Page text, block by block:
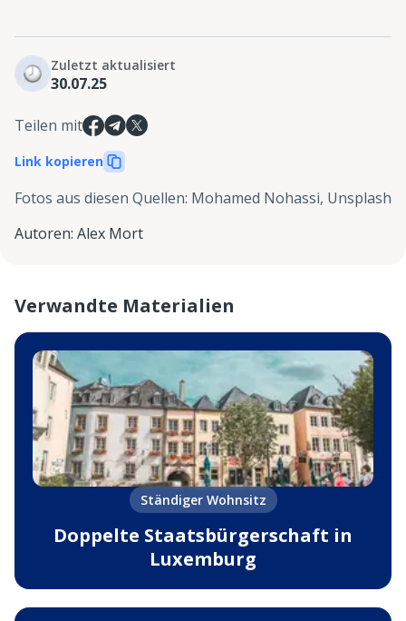
Zuletzt aktualisiert
30.07.25
Teilen mit
Link kopieren
Fotos aus diesen Quellen: Mohamed Nohassi, Unsplash
Autoren: Alex Mort
Verwandte Materialien
Ständiger Wohnsitz
Doppelte Staatsbürgerschaft in
Luxemburg